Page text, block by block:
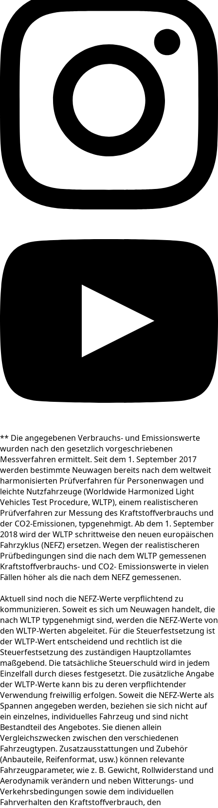
** Die angegebenen Verbrauchs- und Emissionswerte
wurden nach den gesetzlich vorgeschriebenen
Messverfahren ermittelt. Seit dem 1. September 2017
werden bestimmte Neuwagen bereits nach dem weltweit
harmonisierten Prüfverfahren für Personenwagen und
leichte Nutzfahrzeuge (Worldwide Harmonized Light
Vehicles Test Procedure, WLTP), einem realistischeren
Prüfverfahren zur Messung des Kraftstoffverbrauchs und
der CO2-Emissionen, typgenehmigt. Ab dem 1. September
2018 wird der WLTP schrittweise den neuen europäischen
Fahrzyklus (NEFZ) ersetzen. Wegen der realistischeren
Prüfbedingungen sind die nach dem WLTP gemessenen
Kraftstoffverbrauchs- und CO2- Emissionswerte in vielen
Fällen höher als die nach dem NEFZ gemessenen.
Aktuell sind noch die NEFZ-Werte verpflichtend zu
kommunizieren. Soweit es sich um Neuwagen handelt, die
nach WLTP typgenehmigt sind, werden die NEFZ-Werte von
den WLTP-Werten abgeleitet. Für die Steuerfestsetzung ist
der WLTP-Wert entscheidend und rechtlich ist die
Steuerfestsetzung des zuständigen Hauptzollamtes
maßgebend. Die tatsächliche Steuerschuld wird in jedem
Einzelfall durch dieses festgesetzt. Die zusätzliche Angabe
der WLTP-Werte kann bis zu deren verpflichtender
Verwendung freiwillig erfolgen. Soweit die NEFZ-Werte als
Spannen angegeben werden, beziehen sie sich nicht auf
ein einzelnes, individuelles Fahrzeug und sind nicht
Bestandteil des Angebotes. Sie dienen allein
Vergleichszwecken zwischen den verschiedenen
Fahrzeugtypen. Zusatzausstattungen und Zubehör
(Anbauteile, Reifenformat, usw.) können relevante
Fahrzeugparameter, wie z. B. Gewicht, Rollwiderstand und
Aerodynamik verändern und neben Witterungs- und
Verkehrsbedingungen sowie dem individuellen
Fahrverhalten den Kraftstoffverbrauch, den